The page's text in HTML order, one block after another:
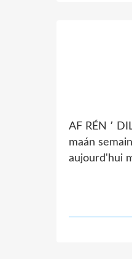
AF RÉN ՚
maán
aujourd'hui